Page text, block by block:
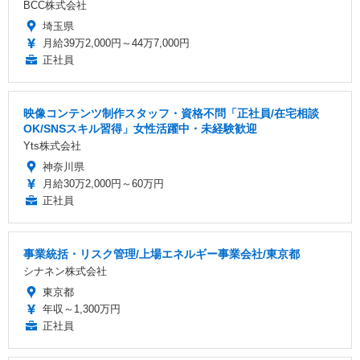
BCC株式会社
埼玉県
月給39万2,000円～44万7,000円
正社員
映像コンテンツ制作スタッフ・資格不問「正社員/在宅相談
OK/SNSスキル習得」女性活躍中・未経験歓迎
Yts株式会社
神奈川県
月給30万2,000円～60万円
正社員
事業統括・リスク管理/上場エネルギー事業会社/東京都
シナネン株式会社
東京都
年収～1,300万円
正社員